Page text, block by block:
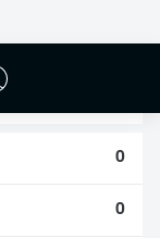
0
0